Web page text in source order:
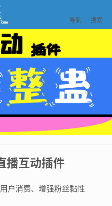
搜索
导航
播互动插件
户消费、增强粉丝黏性